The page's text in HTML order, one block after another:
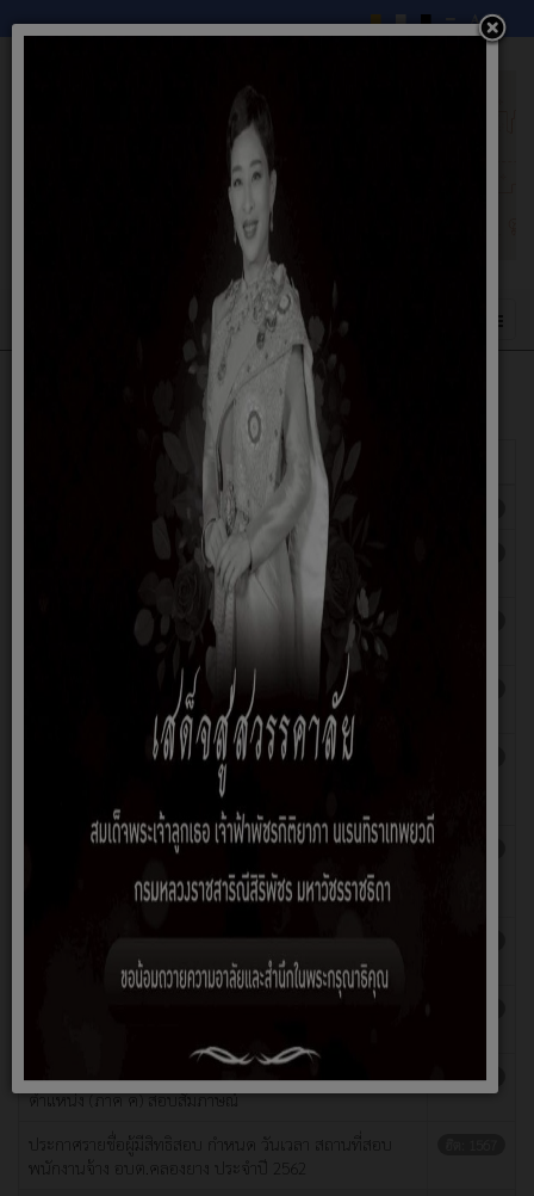
ประกาศรับสมัครงาน อาสาสมัครบริบาลท้องถิ่น
ประกาศ การชึ้นบัญชี และการยกเลิกบัญชีผู้ได้รับการ
ประกาศ รายชื่อผู้มีสิทธิเข้าสอบภาคความเหมาะสมกับ
ตำแหน่ง (ภาค ค) สอบสัมภาษณ์
ประกาศรายชื่อผู้มีสิทธิสอบ กำหนด วันเวลา สถานที่สอบ
พนักงานจ้าง อบต.คลองยาง ประจำปี 2563
ประกาศ รับสมัครบุคคลเพื่อสรรหาและเลือกสรรเป็น
พนักงานจ้างประจำปีงบประมาณ พ.ศ. 2563 พนักงานขับ
เครื่องจักกลขนาดเบา
ประกาศ รายชื่อผู้มีสิทธิเข้าสอบภาคความเหมาะสมกับ
ตำแหน่ง (ภาค ค) สอบสัมภาษณ์ ผู้ช่วยเจ้าพนักงานประปา
ประกาศ รับสมัครบุคคลเพื่อสรรหาและเลือกสรรเป็น
พนักงานจ้างประจำปีงบประมาณ พ.ศ. 2563
ประกาศ รายชื่อผู้มีสิทธิเข้าสอบภาคความเหมาะสมกับ
ตำแหน่ง (ภาค ค) สอบสัมภาษณ์
ฮิต: 1579
ประกาศรายชื่อผู้มีสิทธิสอบ กำหนด วันเวลา สถานที่สอบ
พนักงานจ้าง อบต.คลองยาง ประจำปี 2562